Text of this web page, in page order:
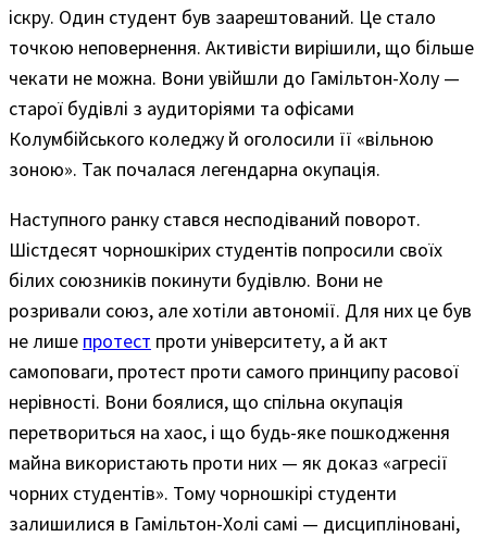
іскру. Один студент був заарештований. Це стало
точкою неповернення. Активісти вирішили, що більше
чекати не можна. Вони увійшли до Гамільтон-Холу —
старої будівлі з аудиторіями та офісами
Колумбійського коледжу й оголосили її «вільною
зоною». Так почалася легендарна окупація.
Наступного ранку стався несподіваний поворот.
Шістдесят чорношкірих студентів попросили своїх
білих союзників покинути будівлю. Вони не
розривали союз, але хотіли автономії. Для них це був
не лише протест проти університету, а й акт
самоповаги, протест проти самого принципу расової
нерівності. Вони боялися, що спільна окупація
перетвориться на хаос, і що будь-яке пошкодження
майна використають проти них — як доказ «агресії
чорних студентів». Тому чорношкірі студенти
залишилися в Гамільтон-Холі самі — дисципліновані,